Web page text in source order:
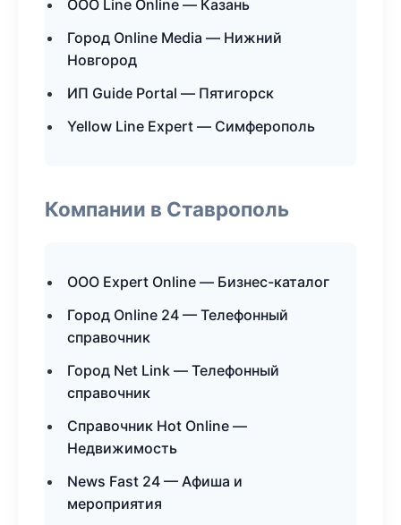
ООО Line Online — Казань
Город Online Media — Нижний
Новгород
ИП Guide Portal — Пятигорск
Yellow Line Expert — Симферополь
Компании в Ставрополь
ООО Expert Online — Бизнес-каталог
Город Online 24 — Телефонный
справочник
Город Net Link — Телефонный
справочник
Справочник Hot Online —
Недвижимость
News Fast 24 — Афиша и
мероприятия